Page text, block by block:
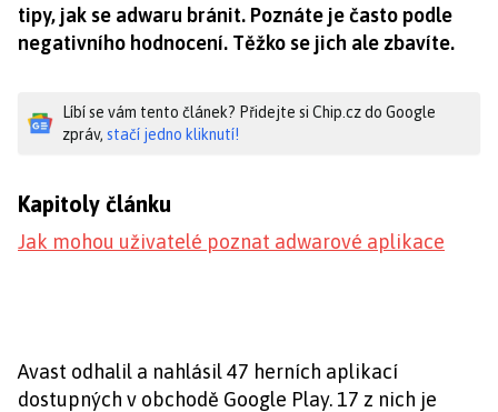
tipy, jak se adwaru bránit. Poznáte je často podle
negativního hodnocení. Těžko se jich ale zbavíte.
Líbí se vám tento článek? Přidejte si Chip.cz do Google
zpráv, stačí jedno kliknutí!
Kapitoly článku
Jak mohou uživatelé poznat adwarové aplikace
Avast odhalil a nahlásil 47 herních aplikací
dostupných v obchodě Google Play. 17 z nich je